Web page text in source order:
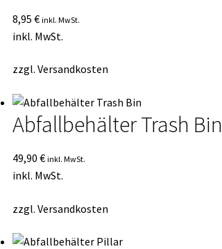
8,95 € inkl. MwSt.
inkl. MwSt.
zzgl. Versandkosten
Abfallbehälter Trash Bin
49,90 € inkl. MwSt.
inkl. MwSt.
zzgl. Versandkosten